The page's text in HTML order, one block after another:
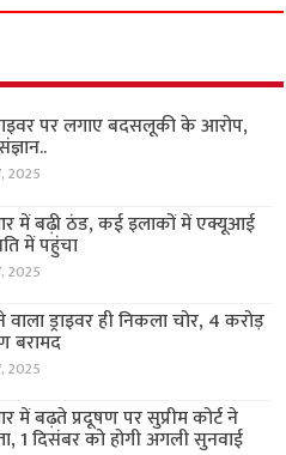
पर लगाए बदसलूकी के आरोप,
2025
में बढ़ी ठंड, कई इलाकों में एक्यूआई
में पहुंचा
2025
ड्राइवर ही निकला चोर, 4 करोड़
2025
में बढ़ते प्रदूषण पर सुप्रीम कोर्ट ने
1 दिसंबर को होगी अगली सुनवाई